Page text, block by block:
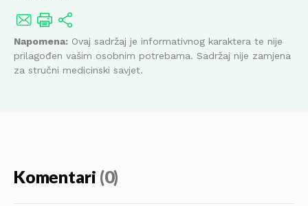
Napomena: Ovaj sadržaj je informativnog karaktera te nije
prilagođen vašim osobnim potrebama. Sadržaj nije zamjena
za stručni medicinski savjet.
Komentari (0)